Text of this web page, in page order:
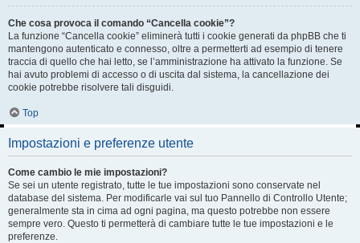
Che cosa provoca il comando “Cancella cookie”?
La funzione “Cancella cookie” eliminerà tutti i cookie generati da phpBB che ti
mantengono autenticato e connesso, oltre a permetterti ad esempio di tenere
traccia di quello che hai letto, se l’amministrazione ha attivato la funzione. Se
hai avuto problemi di accesso o di uscita dal sistema, la cancellazione dei
cookie potrebbe risolvere tali disguidi.
Top
Impostazioni e preferenze utente
Come cambio le mie impostazioni?
Se sei un utente registrato, tutte le tue impostazioni sono conservate nel
database del sistema. Per modificarle vai sul tuo Pannello di Controllo Utente;
generalmente sta in cima ad ogni pagina, ma questo potrebbe non essere
sempre vero. Questo ti permetterà di cambiare tutte le tue impostazioni e le
preferenze.